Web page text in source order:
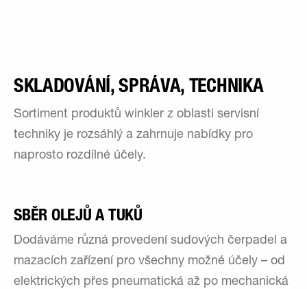
SKLADOVÁNÍ, SPRÁVA, TECHNIKA
Sortiment produktů winkler z oblasti servisní
techniky je rozsáhlý a zahrnuje nabídky pro
naprosto rozdílné účely.
SBĚR OLEJŮ A TUKŮ
Dodáváme různá provedení sudových čerpadel a
mazacích zařízení pro všechny možné účely – od
elektrických přes pneumatická až po mechanická